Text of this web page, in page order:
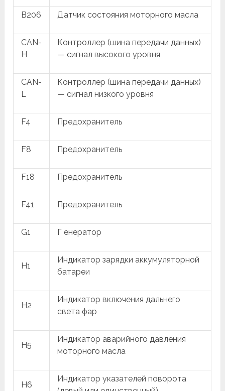
B206 Датчик состояния моторного масла
CAN-
H
Контроллер (шина передачи данных)
— сигнал высокого уровня
CAN-
L
Контроллер (шина передачи данных)
— сигнал низкого уровня
F4 Предохранитель
F8 Предохранитель
F18 Предохранитель
F41 Предохранитель
G1 Г енератор
H1
Индикатор зарядки аккумуляторной
батареи
H2
Индикатор включения дальнего
света фар
H5
Индикатор аварийного давления
моторного масла
H6
Индикатор указателей поворота